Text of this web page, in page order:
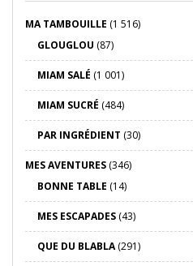
MA TAMBOUILLE (1 516)
GLOUGLOU (87)
MIAM SALÉ (1 001)
MIAM SUCRÉ (484)
PAR INGRÉDIENT (30)
MES AVENTURES (346)
BONNE TABLE (14)
MES ESCAPADES (43)
QUE DU BLABLA(291)